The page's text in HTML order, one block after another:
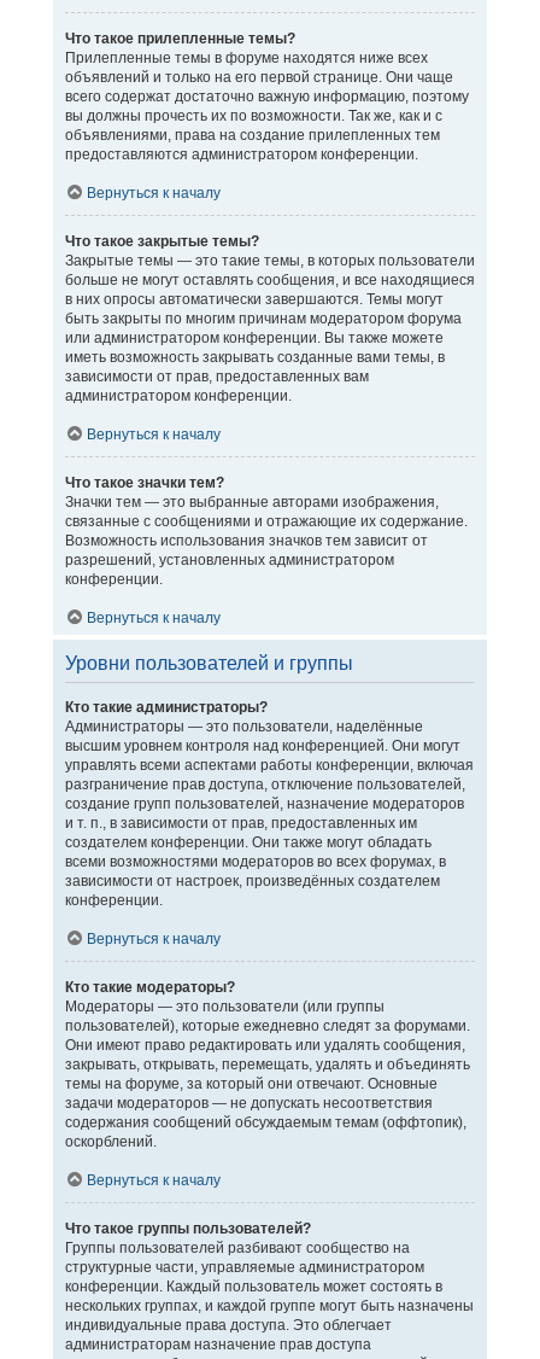
Что такое прилепленные темы?
Прилепленные темы в форуме находятся ниже всех
объявлений и только на его первой странице. Они чаще
всего содержат достаточно важную информацию, поэтому
вы должны прочесть их по возможности. Так же, как и с
объявлениями, права на создание прилепленных тем
предоставляются администратором конференции.
Вернуться к началу
Что такое закрытые темы?
Закрытые темы — это такие темы, в которых пользователи
больше не могут оставлять сообщения, и все находящиеся
в них опросы автоматически завершаются. Темы могут
быть закрыты по многим причинам модератором форума
или администратором конференции. Вы также можете
иметь возможность закрывать созданные вами темы, в
зависимости от прав, предоставленных вам
администратором конференции.
Вернуться к началу
Что такое значки тем?
Значки тем — это выбранные авторами изображения,
связанные с сообщениями и отражающие их содержание.
Возможность использования значков тем зависит от
разрешений, установленных администратором
конференции.
Вернуться к началу
Уровни пользователей и группы
Кто такие администраторы?
Администраторы — это пользователи, наделённые
высшим уровнем контроля над конференцией. Они могут
управлять всеми аспектами работы конференции, включая
разграничение прав доступа, отключение пользователей,
создание групп пользователей, назначение модераторов
и т. п., в зависимости от прав, предоставленных им
создателем конференции. Они также могут обладать
всеми возможностями модераторов во всех форумах, в
зависимости от настроек, произведённых создателем
конференции.
Вернуться к началу
Кто такие модераторы?
Модераторы — это пользователи (или группы
пользователей), которые ежедневно следят за форумами.
Они имеют право редактировать или удалять сообщения,
закрывать, открывать, перемещать, удалять и объединять
темы на форуме, за который они отвечают. Основные
задачи модераторов — не допускать несоответствия
содержания сообщений обсуждаемым темам (оффтопик),
оскорблений.
Вернуться к началу
Что такое группы пользователей?
Группы пользователей разбивают сообщество на
структурные части, управляемые администратором
конференции. Каждый пользователь может состоять в
нескольких группах, и каждой группе могут быть назначены
индивидуальные права доступа. Это облегчает
администраторам назначение прав доступа